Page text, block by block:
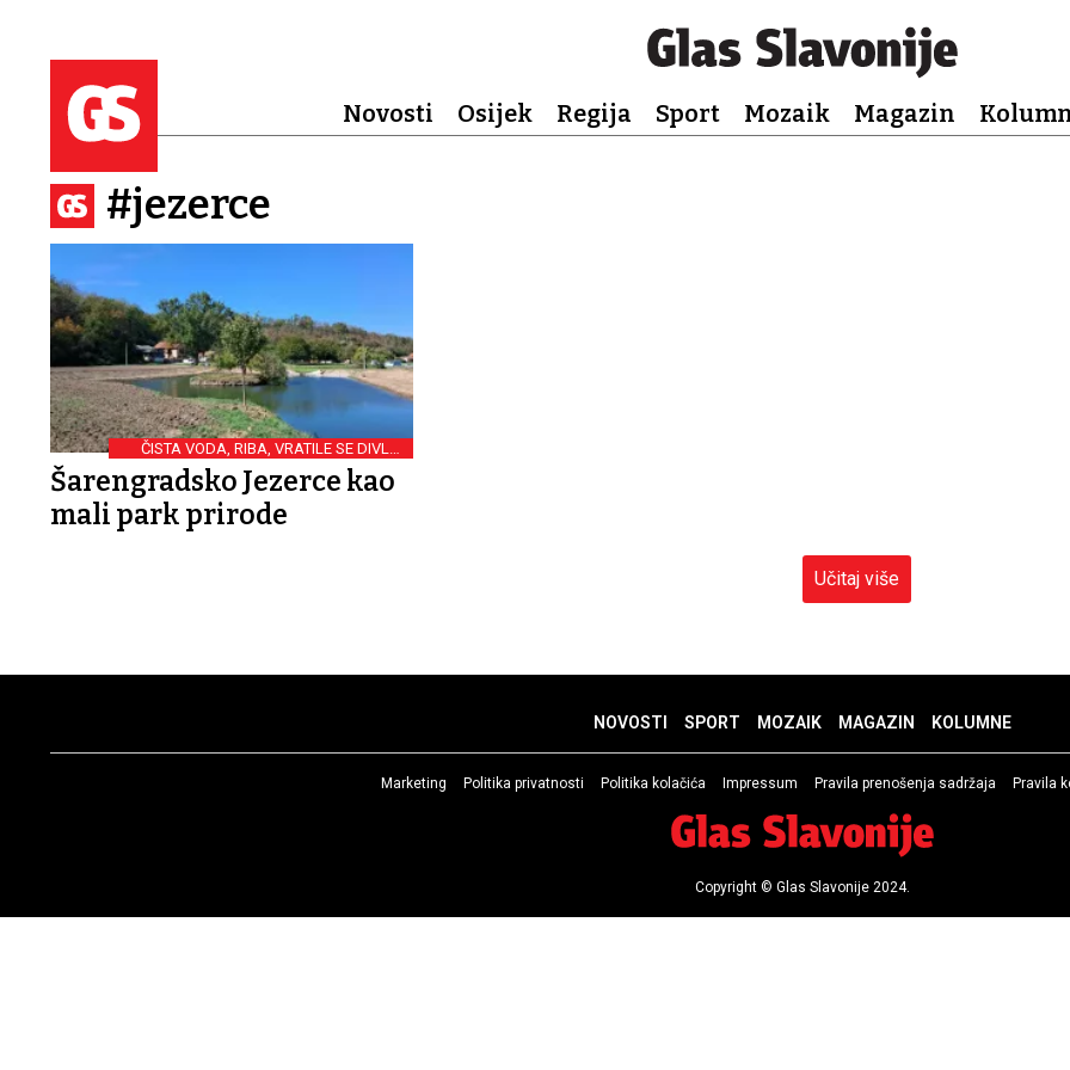
Novosti Osijek Regija Sport Mozaik Magazin
#jezerce
ČISTA VODA, RIBA, VRATILE SE DIVLJE
PATKE
Šarengradsko Jezerce kao
mali park prirode
Učitaj više
NOVOSTI SPORT MOZAIK MAGAZIN KOLUMNE
Marketing Politika privatnosti Politika kolačića Impressum Pravila prenošenja sadržaja Pravila
Copyright © Glas Slavonije 2024.